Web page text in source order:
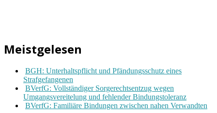
Meistgelesen
BGH: Unterhaltspflicht und Pfändungsschutz eines
Strafgefangenen
BVerfG: Vollständiger Sorgerechtsentzug wegen
Umgangsvereitelung und fehlender Bindungstoleranz
BVerfG: Familiäre Bindungen zwischen nahen Verwandten